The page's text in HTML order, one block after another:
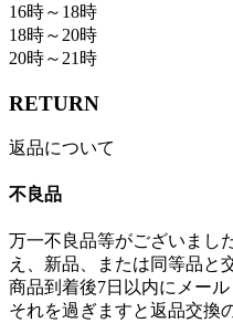
16時～18時
18時～20時
20時～21時
RETURN
返品について
不良品
万一不良品等がございまし
え、新品、または同等品と
商品到着後7日以内にメー
それを過ぎますと返品交換